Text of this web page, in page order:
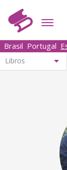
Brasil Portugal